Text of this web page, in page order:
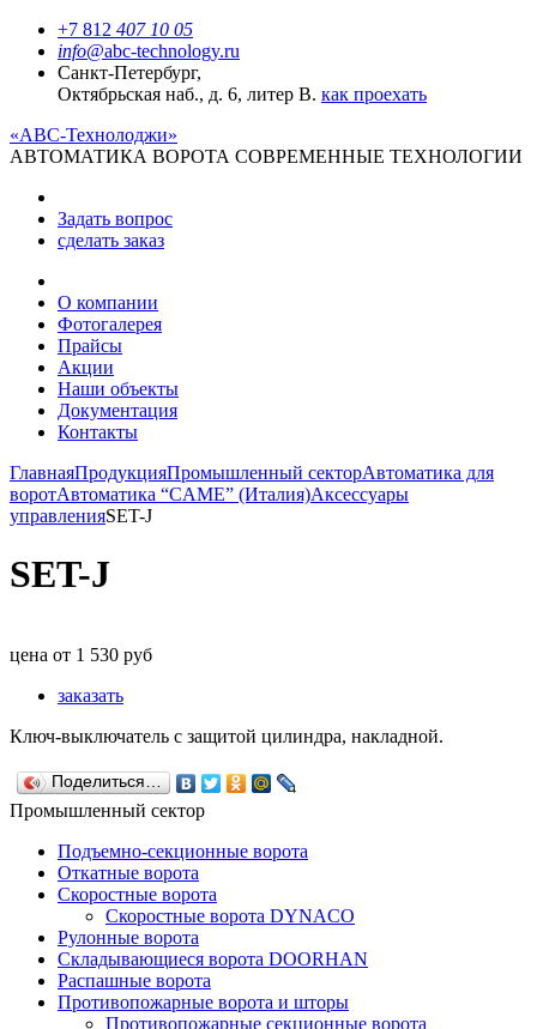
+7 812 407 10 05
info@abc-technology.ru
Санкт-Петербург,
Октябрьская наб., д. 6, литер В. как проехать
«АВС-Технолоджи»
АВТОМАТИКА ВОРОТА СОВРЕМЕННЫЕ ТЕХНОЛОГИИ
Задать вопрос
сделать заказ
О компании
Фотогалерея
Прайсы
Акции
Наши объекты
Документация
Контакты
ГлавнаяПродукцияПромышленный секторАвтоматика для
воротАвтоматика “CAME” (Италия)Аксессуары
управленияSET-J
SET-J
цена от 1 530 руб
заказать
Ключ-выключатель с защитой цилиндра, накладной.
Поделиться…
Промышленный сектор
Подъемно-секционные ворота
Откатные ворота
Скоростные ворота
Скоростные ворота DYNACO
Рулонные ворота
Складывающиеся ворота DOORHAN
Распашные ворота
Противопожарные ворота и шторы
Противопожарные секционные ворота